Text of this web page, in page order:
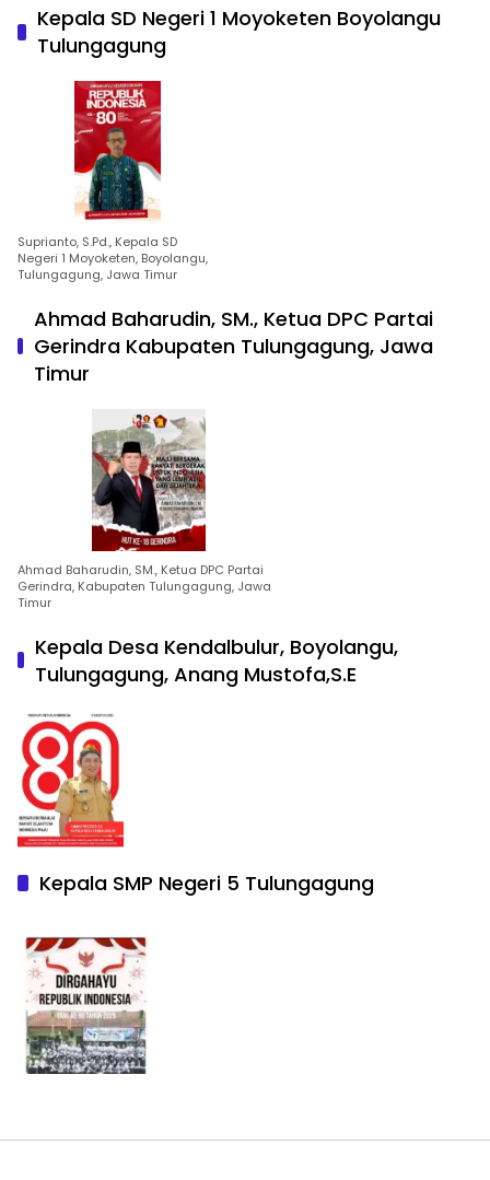
Kepala SD Negeri 1 Moyoketen Boyolangu
Tulungagung
Suprianto, S.Pd., Kepala SD
Negeri 1 Moyoketen, Boyolangu,
Tulungagung, Jawa Timur
Ahmad Baharudin, SM., Ketua DPC Partai
Gerindra Kabupaten Tulungagung, Jawa
Timur
Ahmad Baharudin, SM., Ketua DPC Partai
Gerindra, Kabupaten Tulungagung, Jawa
Timur
Kepala Desa Kendalbulur, Boyolangu,
Tulungagung, Anang Mustofa,S.E
Kepala SMP Negeri 5 Tulungagung